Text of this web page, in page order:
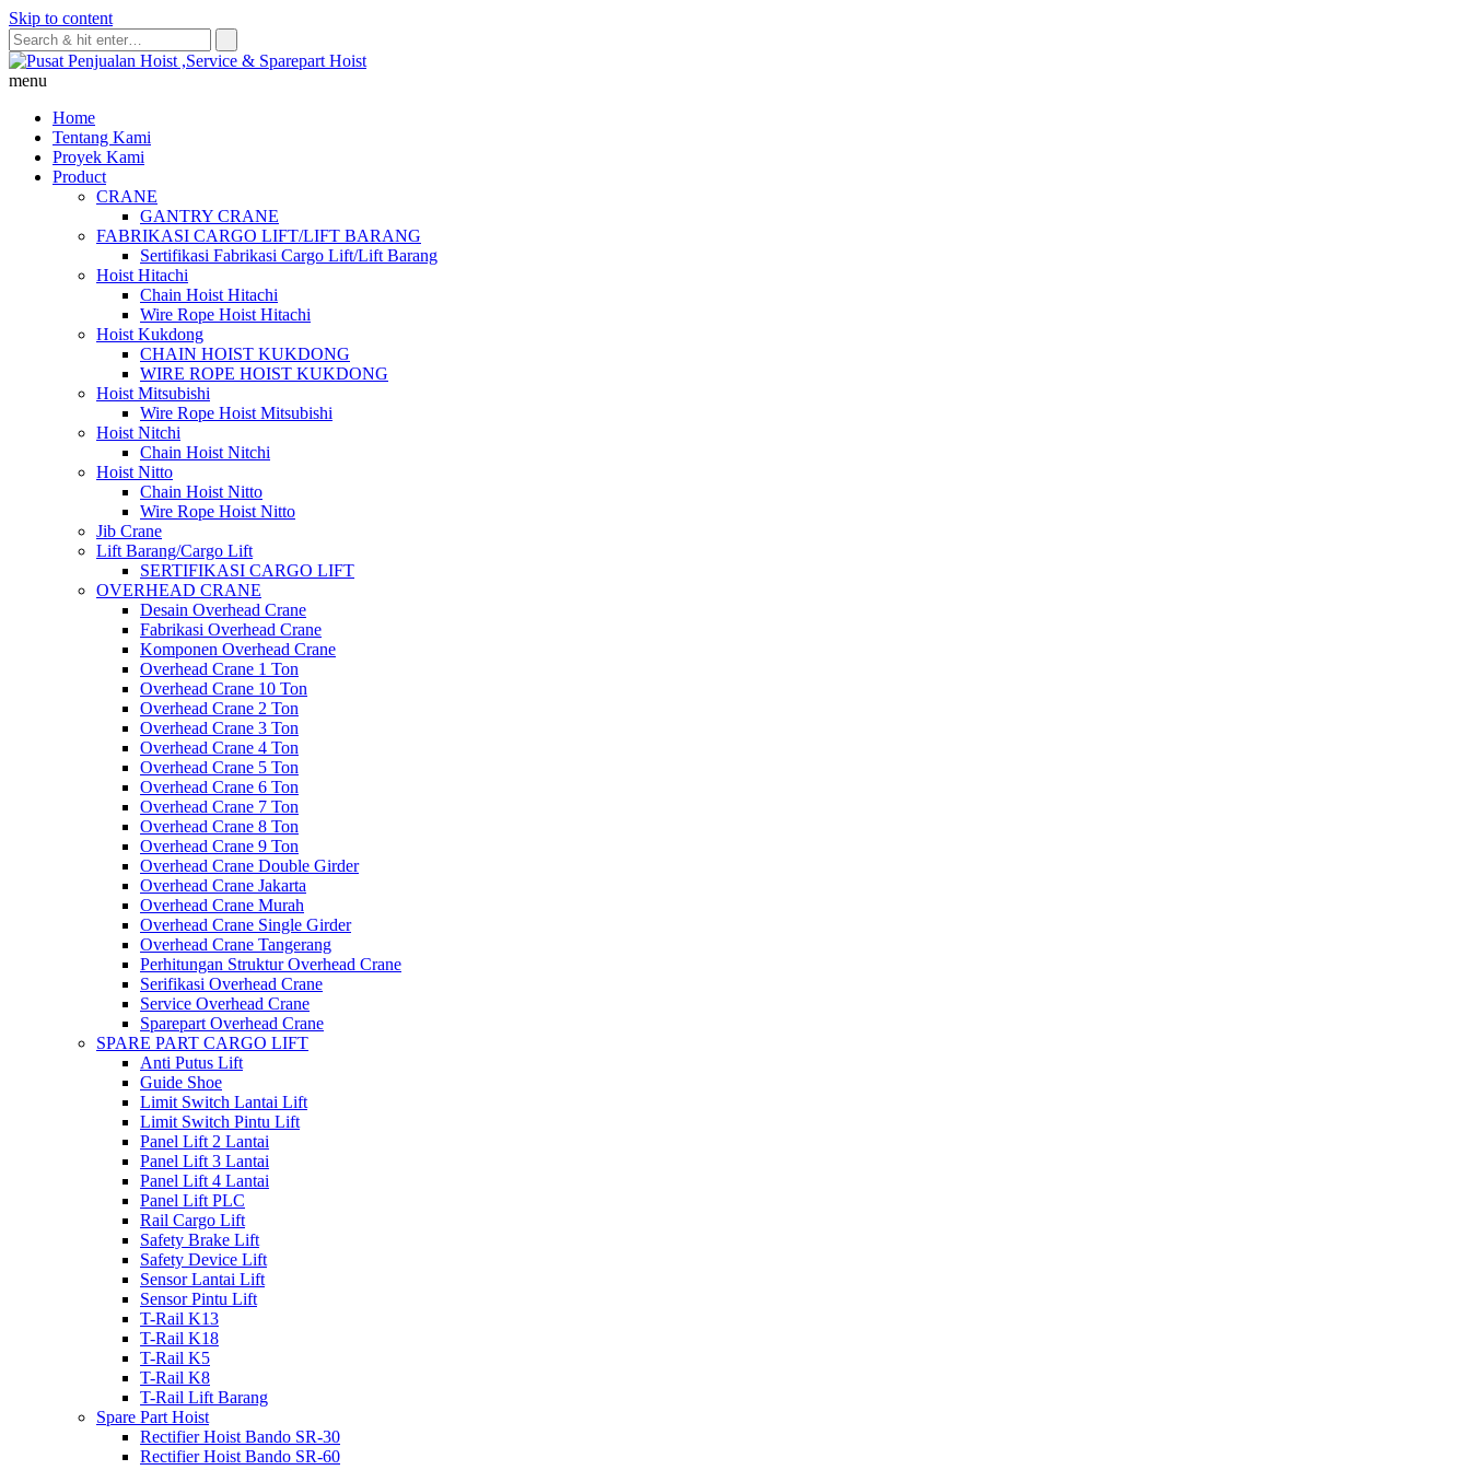
Skip to content
menu
Home
Tentang Kami
Proyek Kami
Product
CRANE
GANTRY CRANE
FABRIKASI CARGO LIFT/LIFT BARANG
Sertifikasi Fabrikasi Cargo Lift/Lift Barang
Hoist Hitachi
Chain Hoist Hitachi
Wire Rope Hoist Hitachi
Hoist Kukdong
CHAIN HOIST KUKDONG
WIRE ROPE HOIST KUKDONG
Hoist Mitsubishi
Wire Rope Hoist Mitsubishi
Hoist Nitchi
Chain Hoist Nitchi
Hoist Nitto
Chain Hoist Nitto
Wire Rope Hoist Nitto
Jib Crane
Lift Barang/Cargo Lift
SERTIFIKASI CARGO LIFT
OVERHEAD CRANE
Desain Overhead Crane
Fabrikasi Overhead Crane
Komponen Overhead Crane
Overhead Crane 1 Ton
Overhead Crane 10 Ton
Overhead Crane 2 Ton
Overhead Crane 3 Ton
Overhead Crane 4 Ton
Overhead Crane 5 Ton
Overhead Crane 6 Ton
Overhead Crane 7 Ton
Overhead Crane 8 Ton
Overhead Crane 9 Ton
Overhead Crane Double Girder
Overhead Crane Jakarta
Overhead Crane Murah
Overhead Crane Single Girder
Overhead Crane Tangerang
Perhitungan Struktur Overhead Crane
Serifikasi Overhead Crane
Service Overhead Crane
Sparepart Overhead Crane
SPARE PART CARGO LIFT
Anti Putus Lift
Guide Shoe
Limit Switch Lantai Lift
Limit Switch Pintu Lift
Panel Lift 2 Lantai
Panel Lift 3 Lantai
Panel Lift 4 Lantai
Panel Lift PLC
Rail Cargo Lift
Safety Brake Lift
Safety Device Lift
Sensor Lantai Lift
Sensor Pintu Lift
T-Rail K13
T-Rail K18
T-Rail K5
T-Rail K8
T-Rail Lift Barang
Spare Part Hoist
Rectifier Hoist Bando SR-30
Rectifier Hoist Bando SR-60